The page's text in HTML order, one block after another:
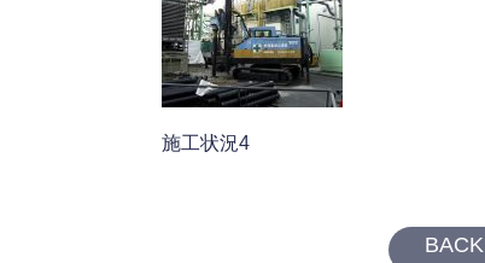
施工状況4
BACK